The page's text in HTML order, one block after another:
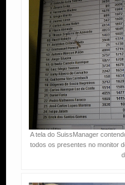
A tela do SuissManager
todos os presentes no monitor